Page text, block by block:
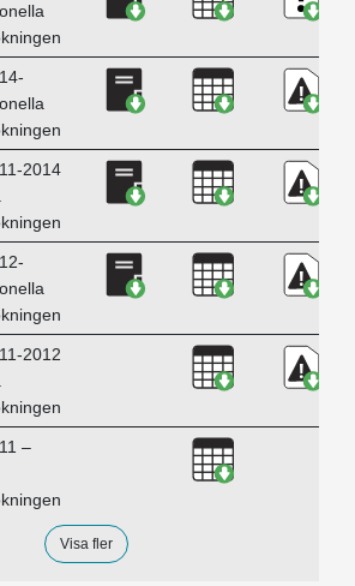
Ladda ner RVU
Ladda ner
2014
Ladda ner RVU
Ladda ner
Ladda ner RVU
Ladda ner
2012
Ladda ner
–
Ladda ner
Visa fler